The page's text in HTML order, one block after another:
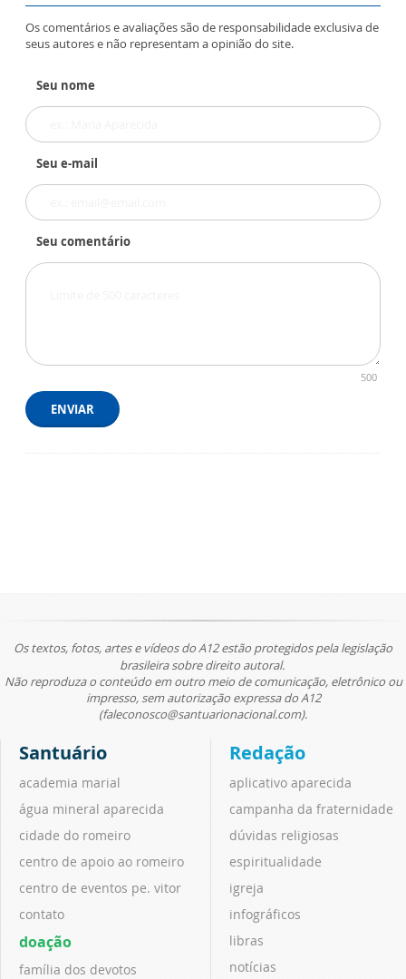
Os comentários e avaliações são de responsabilidade exclusiva de
seus autores e não representam a opinião do site.
Seu nome
Seu e-mail
Seu comentário
500
ENVIAR
Os textos, fotos, artes e vídeos do A12 estão protegidos pela legislação
brasileira sobre direito autoral.
Não reproduza o conteúdo em outro meio de comunicação, eletrônico ou
impresso, sem autorização expressa do A12
(faleconosco@santuarionacional.com).
Santuário
academia marial
água mineral aparecida
cidade do romeiro
centro de apoio ao romeiro
centro de eventos pe. vitor
contato
doação
família dos devotos
Redação
aplicativo aparecida
campanha da fraternidade
dúvidas religiosas
espiritualidade
igreja
infográficos
libras
notícias